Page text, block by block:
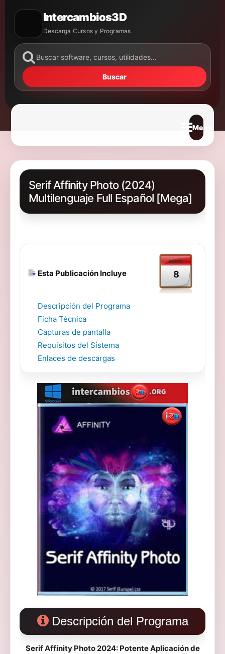
Intercambios3D
Descarga Cursos y Programas
Buscar
Abrir
Serif Affinity Photo (2024)
Multilenguaje Full Español [Mega]
Esta Publicación Incluye
enero
8
Descripción del Programa
Ficha Técnica
Capturas de pantalla
Requisitos del Sistema
Enlaces de descargas
Descripción del Programa
Serif Affinity Photo 2024: Potente Aplicación de